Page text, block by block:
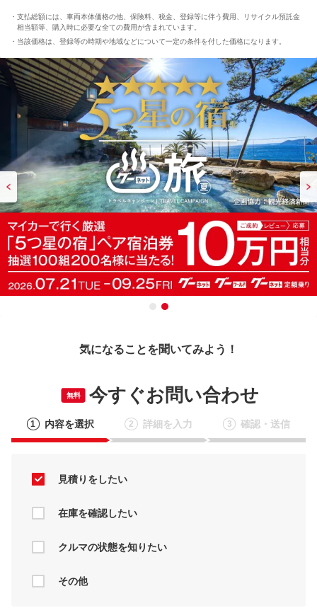
支払総額には、車両本体価格の他、保険料、税金、登録等に伴う費用、リサイクル預託金
相当額等、購入時に必要な全ての費用が含まれています。
当該価格は、登録等の時期や地域などについて一定の条件を付した価格になります。
気になることを聞いてみよう！
無料 今すぐお問い合わせ
1 内容を選択 2 詳細を入力 3 確認・送信
見積りをしたい
在庫を確認したい
クルマの状態を知りたい
その他